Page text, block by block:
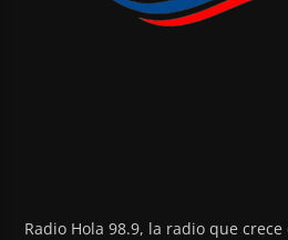
Radio Hola 98.9, la radio que